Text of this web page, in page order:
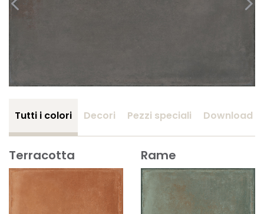
Tutti i colori Decori Pezzi speciali Download
Terracotta Rame